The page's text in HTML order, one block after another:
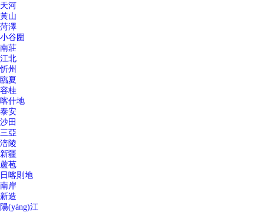
天河
黃山
菏澤
小谷圍
南莊
江北
忻州
臨夏
容桂
喀什地
泰安
沙田
三亞
涪陵
新疆
蘆苞
日喀則地
南岸
新造
陽(yáng)江